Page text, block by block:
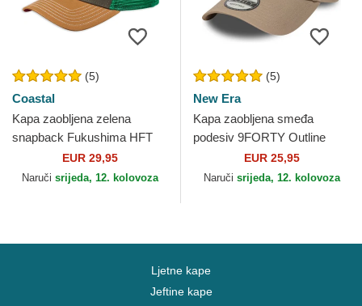
(5)
Coastal
Kapa zaobljena zelena
snapback Fukushima HFT
EUR 29,95
Naruči srijeda, 12. kolovoza
(5)
New Era
Kapa zaobljena smeđa
podesiv 9FORTY Outline
New York Yankees MLB New
Era
EUR 25,95
Naruči srijeda, 12. kolovoza
Ljetne kape
Jeftine kape